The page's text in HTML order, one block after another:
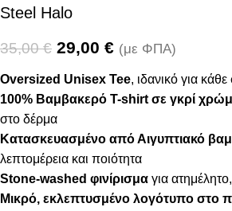
Steel Halo
35,00€ 29,00 € (με ΦΠΑ)
Oversized Unisex Tee, ιδανικό για
100% Βαμβακερό T-shirt σε γκρί
στο δέρμα
Κατασκευασμένο απόΑιγυπτιακό
λεπτομέρεια και ποιότητα
Stone-washed φινίρισμα για
Μικρό, εκλεπτυσμένο λογότυπο στο